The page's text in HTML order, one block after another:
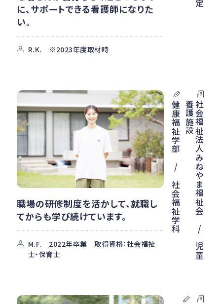
に、サポートできる看護師になりた
い。
R.K. ※2023年度取材時
職場の研修制度を活かして、就職し
てからも学び続けています。
M.F. 2022年卒業 取得資格：社会福祉
士・保育士
社
会
福
祉
法
人
み
ね
や
ま
福
祉
会
/
児
童
養
護
施
設
健康福祉学部 / 社会福祉学科